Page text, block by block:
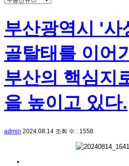
부산광역시 '사
골탈태를 이어
부산의 핵심지
을 높이고 있다.
admin 2024.08.14 조회 수 : 1558